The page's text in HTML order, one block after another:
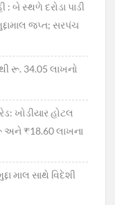
: બે સ્થળે દરોડા પાડી
જપ્ત; સરપંચ
રૂ. 34.05 લાખનો
ખોડીયાર હોટલ
અને ₹18.60 લાખના
માલ સાથે વિદેશી